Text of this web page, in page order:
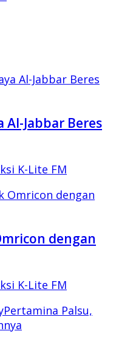
Al-Jabbar Beres
K-Lite FM
dengan
K-Lite FM